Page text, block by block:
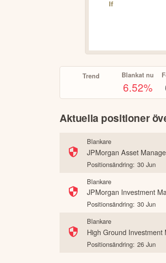
Trend Blankat nu
6.52%
Aktuella positioner
Blankare
JPMorgan Asset
Positionsändring: 30 Jun
Blankare
JPMorgan Investment
Positionsändring: 30 Jun
Blankare
High Ground Investment
Positionsändring: 26 Jun